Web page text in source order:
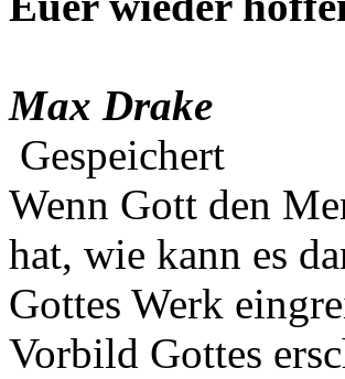
Max Drake
Gespeichert
Wenn Gott den
hat, wie kann es
Gottes Werk
Vorbild Gottes